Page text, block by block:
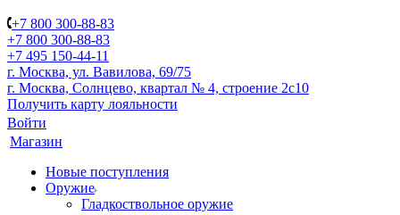
+7 800 300-88-83
+7 800 300-88-83
+7 495 150-44-11
г. Москва, ул. Вавилова, 69/75
г. Москва, Солнцево, квартал № 4, строение 2с10
Получить карту лояльности
Войти
Магазин
Новые поступления
Оружие
Гладкоствольное оружие